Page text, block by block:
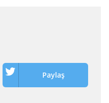
Paylaş